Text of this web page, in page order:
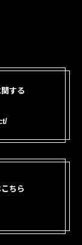
する
ちら